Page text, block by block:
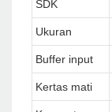
SDK
Ukuran
Buffer input
Kertas mati